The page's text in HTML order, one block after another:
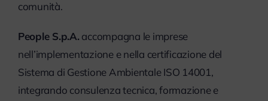
comunità.
People S.p.A. accompagna le imprese
nell’implementazione e nella certificazione del
Sistema di Gestione Ambientale ISO 14001,
integrando consulenza tecnica, formazione e